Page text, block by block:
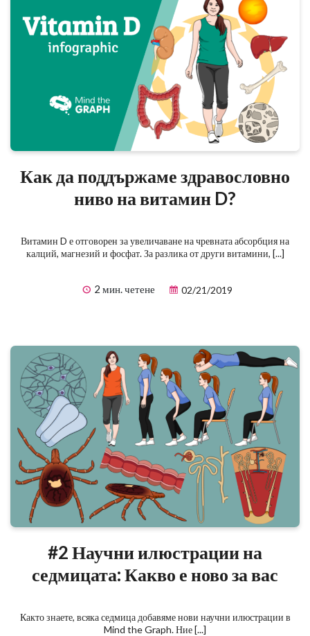
Как да поддържаме здравословно
ниво на витамин D?
Витамин D е отговорен за увеличаване на чревната абсорбция на
калций, магнезий и фосфат. За разлика от други витамини, [...]
2 мин. четене 02/21/2019
#2 Научни илюстрации на
седмицата: Какво е ново за вас
Както знаете, всяка седмица добавяме нови научни илюстрации в
Mind the Graph. Ние [...]